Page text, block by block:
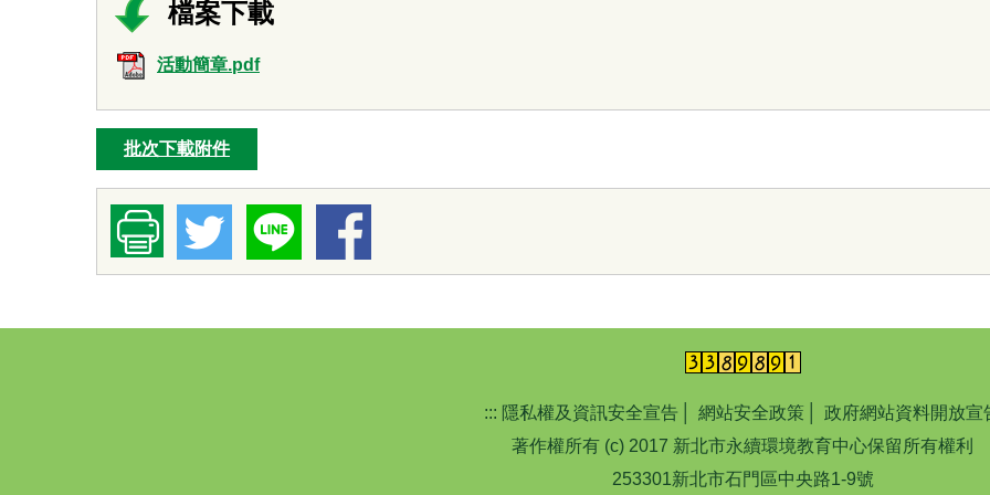
活動簡章.pdf
批次下載附件
::: 隱私權及資訊安全宣告 網站安全政策
政府網站資料開放宣
著作權所有 (c) 2017 新北市永續環境教育中心保留所有權利
253301新北市石門區中央路1-9號